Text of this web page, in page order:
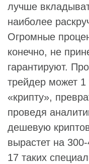
лучше
наиболее
Огромные
конечно, не
гарантируют.
трейдер может
«крипту»,
проведя
дешевую
вырастет на
17 таких